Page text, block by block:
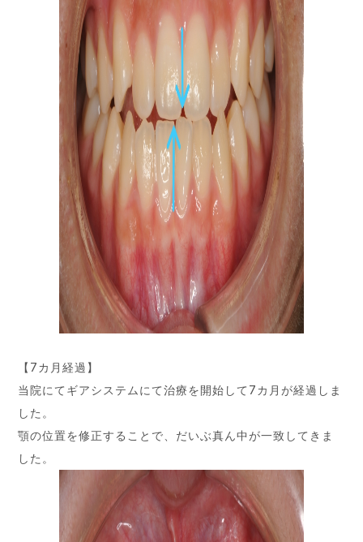
【7カ月経過】
当院にてギアシステムにて治療を開始して7カ月が経過しま
した。
顎の位置を修正することで、だいぶ真ん中が一致してきま
した。